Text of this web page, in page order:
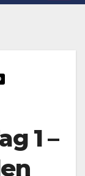
1 –